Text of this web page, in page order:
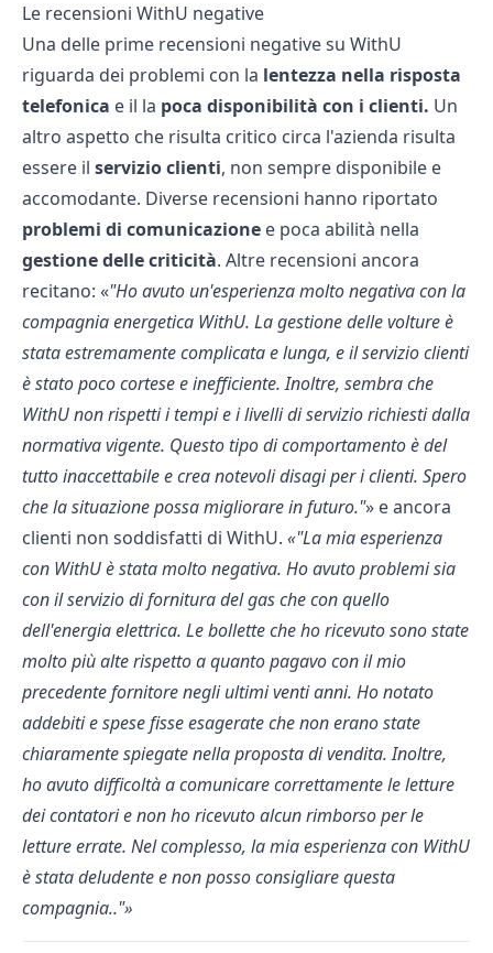
Le recensioni WithU negative
Una delle prime recensioni negative su WithU
riguarda dei problemi con la lentezza nella risposta
telefonica e il la poca disponibilità con i clienti. Un
altro aspetto che risulta critico circa l'azienda risulta
essere il servizio clienti, non sempre disponibile e
accomodante. Diverse recensioni hanno riportato
problemi di comunicazione e poca abilità nella
gestione delle criticità. Altre recensioni ancora
recitano:
"Ho avuto un'esperienza molto negativa con la
compagnia energetica WithU. La gestione delle volture è
stata estremamente complicata e lunga, e il servizio clienti
è stato poco cortese e inefficiente. Inoltre, sembra che
WithU non rispetti i tempi e i livelli di servizio richiesti dalla
normativa vigente. Questo tipo di comportamento è del
tutto inaccettabile e crea notevoli disagi per i clienti. Spero
che la situazione possa migliorare in futuro." e ancora
clienti non soddisfatti di WithU.
"La mia esperienza
con WithU è stata molto negativa. Ho avuto problemi sia
con il servizio di fornitura del gas che con quello
dell'energia elettrica. Le bollette che ho ricevuto sono state
molto più alte rispetto a quanto pagavo con il mio
precedente fornitore negli ultimi venti anni. Ho notato
addebiti e spese fisse esagerate che non erano state
chiaramente spiegate nella proposta di vendita. Inoltre,
ho avuto difficoltà a comunicare correttamente le letture
dei contatori e non ho ricevuto alcun rimborso per le
letture errate. Nel complesso, la mia esperienza con WithU
è stata deludente e non posso consigliare questa
compagnia.."